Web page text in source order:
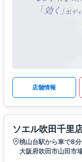
店舗情報
ソエル吹田千里
桃山台駅から車で8分
大阪府吹田市山田市